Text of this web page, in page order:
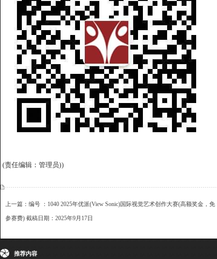
(责任编辑：管理员))
上一篇：编号 ：1040 2025年优派(View Sonic)国际视觉艺术创作大赛(高额奖金，免
参赛费) 截稿日期：2025年9月17日
推荐内容